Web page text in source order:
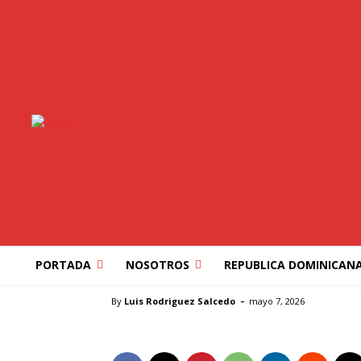
PORTADA NOSOTROS REPUBLICA
EL FANTASMA
By Luis Rodriguez Salcedo - mayo 7, 2026